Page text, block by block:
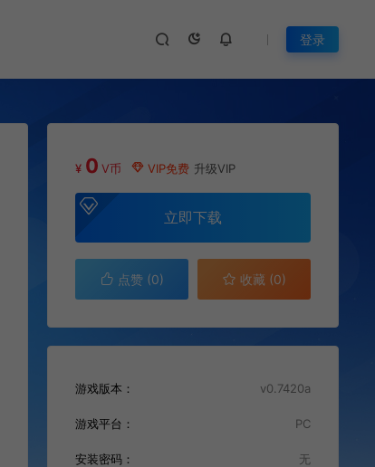
登录
¥ 0 V币 VIP免费 升级VIP
立即下载
点赞 (0) 收藏 (0)
游戏版本： v0.7420a
游戏平台： PC
安装密码： 无